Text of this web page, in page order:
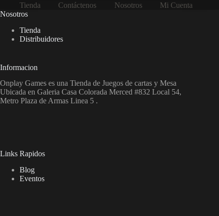
Tienda Contáctenos Nosotros
Mi Cuenta
Nosotros
Tienda
Distribuidores
Informacion
Onplay Games es una Tienda de Juegos de cartas y Mesa
Ubicada en Galeria Casa Colorada Merced #832 Local 54,
Metro Plaza de Armas Linea 5 .
Links Rapidos
Blog
Eventos